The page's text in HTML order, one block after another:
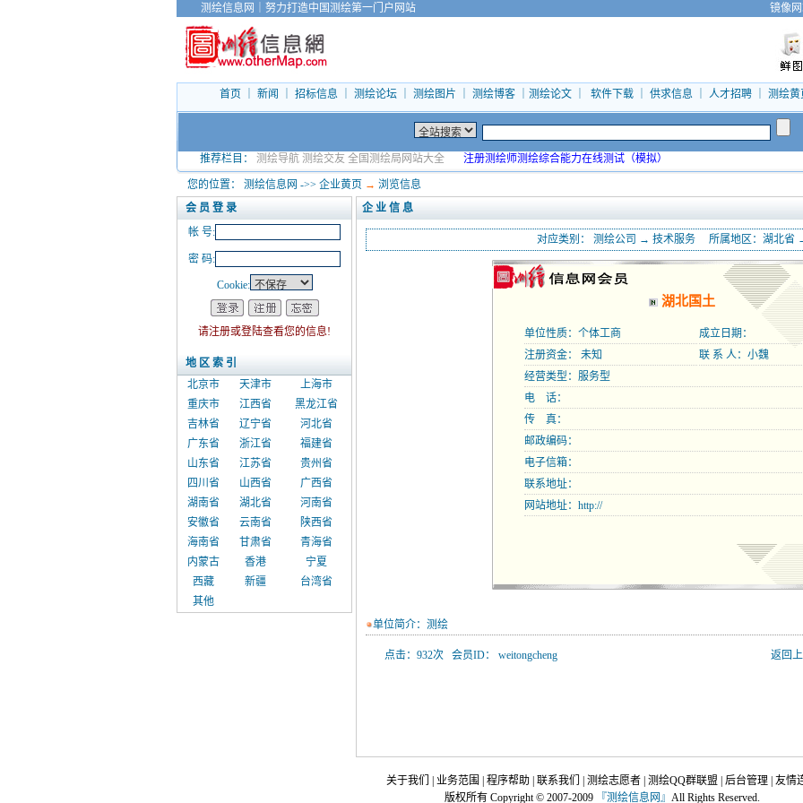
测绘信息网 努力打造中国测绘第一门户网站 镜像
首页 新闻 招标信息｜ 测绘论坛｜ 测绘图片 测绘博客｜ 测绘论文｜ 软件下载｜ 供求信息｜ 人才招聘｜ 测绘黄
推荐栏目： 测绘导航 测绘交友 全国测绘局网站大全 注册测绘师测绘综合能力在线测试（模拟）
您的位置： 测绘信息网 ->> 企业黄页 → 浏览信息
会 员 登 录
帐 号:
密 码:
Cookie:
请注册或登陆查看您的信息!
地 区 索 引
北京市
天津市
上海市
重庆市
江西省
黑龙江省
吉林省
辽宁省
河北省
广东省
浙江省
福建省
山东省
江苏省
贵州省
四川省
山西省
广西省
湖南省
湖北省
河南省
安徽省
云南省
陕西省
海南省
甘肃省
青海省
内蒙古
香港
宁夏
西藏
新疆
台湾省
其他
企 业 信 息
对应类别： 测绘公司 → 技术服务 所属地区： 湖北省
湖北国土
单位性质：个体工商
成立日期：
注册资金： 未知
联 系 人：小魏
经营类型：服务型
电 话：
传 真：
邮政编码：
电子信箱：
联系地址：
网站地址： http://
单位简介：测绘
点击：932次 会员ID： weitongcheng 返回
关于我们 业务范围 程序帮助 联系我们 测绘志愿者 测绘QQ群联盟 后台管理 友情
版权所有 Copyright © 2007-2009
『测绘信息网』 All Rights Reserved.